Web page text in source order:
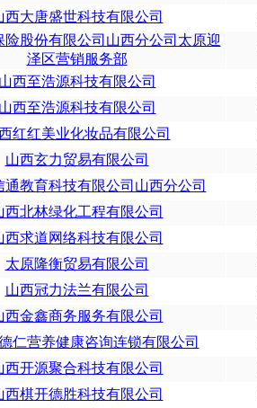
西大唐盛世科技有限公司
险股份有限公司山西分公司太原迎
泽区营销服务部
山西至浩源科技有限公司
山西至浩源科技有限公司
红红美业化妆品有限公司
山西玄力贸易有限公司
通教育科技有限公司山西分公司
西北林绿化工程有限公司
西求道网络科技有限公司
太原隆衡贸易有限公司
山西冠力法兰有限公司
西金鑫商务服务有限公司
仁营养健康咨询连锁有限公司
西开源聚合科技有限公司
西棋开德胜科技有限公司